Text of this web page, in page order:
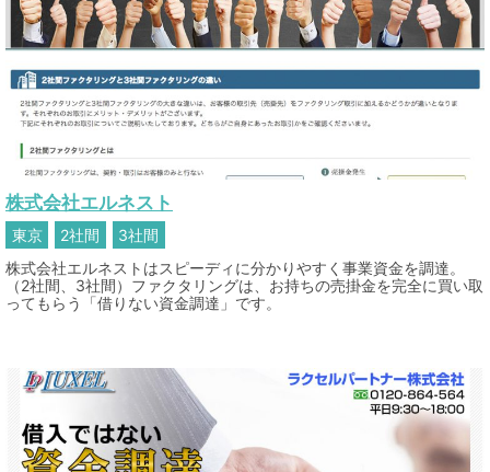
株式会社エルネスト
東京 2社間
3社間
株式会社エルネストはスピーディに分かりやすく事業資金を調達。
（2社間、3社間）ファクタリングは、お持ちの売掛金を完全に買い取
ってもらう「借りない資金調達」です。